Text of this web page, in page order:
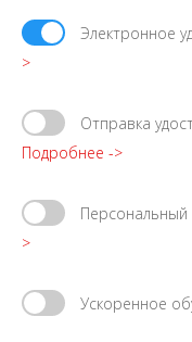
Электронное
>
Отправка
Подробнее ->
>
Ускоренное